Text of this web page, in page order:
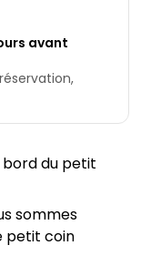
avant
bord du petit
sommes
petit coin